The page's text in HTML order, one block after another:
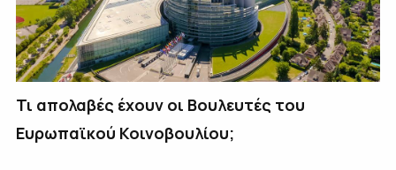
Τι απολαβές έχουν οι Βουλευτές του
Ευρωπαϊκού Κοινοβουλίου;